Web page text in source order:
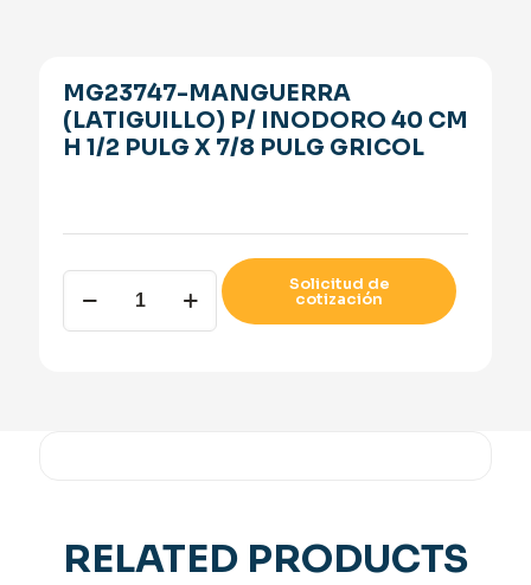
MG23747-MANGUERRA
(LATIGUILLO) P/ INODORO 40 CM
H 1/2 PULG X 7/8 PULG GRICOL
MG23747-
MANGUERRA
(LATIGUILLO)
PULG
GRICOL
Solicitud de
cotización
RELATED PRODUCTS